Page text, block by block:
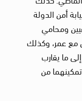
أمن الدولة
ومحامي
مع عمر، وكذلك
ما يقارب
من